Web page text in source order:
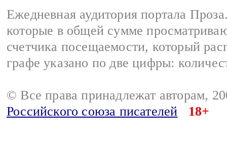
Ежедневная аудитория портала
которые в общей сумме
счетчика посещаемости, который
графе указано по две цифры:
© Все права принадлежат авторам,
Российского союза писателей
18+